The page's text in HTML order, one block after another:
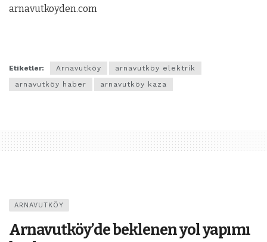
arnavutkoyden.com
Etiketler: Arnavutköy
arnavutköy elektrik
arnavutköy haber
arnavutköy kaza
ARNAVUTKÖY
Arnavutköy’de beklenen yol yapımı